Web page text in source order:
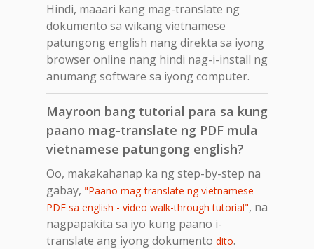
Hindi, maaari kang mag-translate ng
dokumento sa wikang vietnamese
patungong english nang direkta sa iyong
browser online nang hindi nag-i-install ng
anumang software sa iyong computer.
Mayroon bang tutorial para sa kung
paano mag-translate ng PDF mula
vietnamese patungong english?
Oo, makakahanap ka ng step-by-step na
gabay, "Paano mag-translate ng vietnamese
PDF sa english - video walk-through tutorial", na
nagpapakita sa iyo kung paano i-
translate ang iyong dokumento dito.